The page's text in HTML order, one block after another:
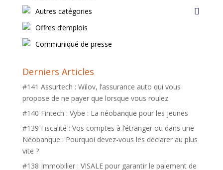
Autres catégories
Offres d’emplois
Communiqué de presse
Derniers Articles
#141 Assurtech : Wilov, l’assurance auto qui vous
propose de ne payer que lorsque vous roulez
#140 Fintech : Vybe : La néobanque pour les jeunes
#139 Fiscalité : Vos comptes à l’étranger ou dans une
Néobanque : Pourquoi devez-vous les déclarer au plus
vite ?
#138 Immobilier : VISALE pour garantir le paiement de